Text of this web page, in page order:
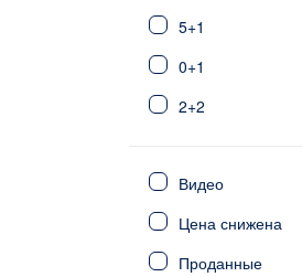
Демирташ
Газипаша
Фетхие
Сиде
Калкан/Каш
5+1
0+1
2+2
6+1
4+2
5+2
Видео
Цена снижена
Проданные